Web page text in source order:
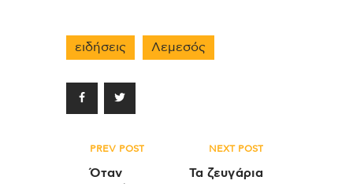
ειδήσεις Λεμεσός
Πλοήγηση
άρθρων
PREV POST
Όταν
NEXT POST
Τα ζευγάρια